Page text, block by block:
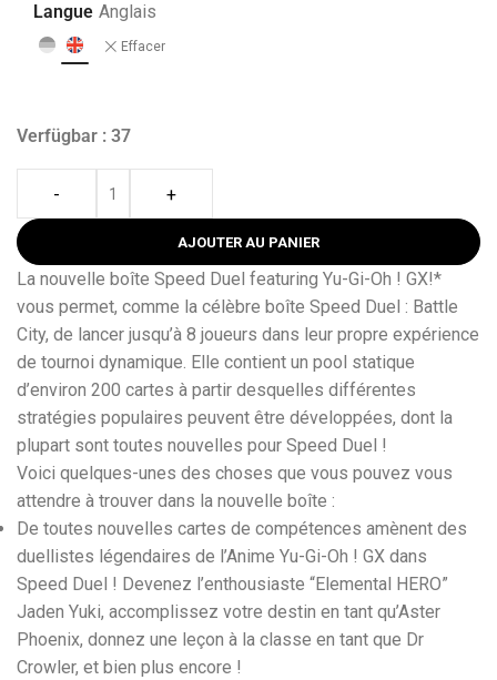
Langue Anglais
Effacer
Verfügbar : 37
- +
AJOUTER AU PANIER
La nouvelle boîte Speed Duel featuring Yu-Gi-Oh ! GX!*
vous permet, comme la célèbre boîte Speed Duel : Battle
City, de lancer jusqu’à 8 joueurs dans leur propre expérience
de tournoi dynamique. Elle contient un pool statique
d’environ 200 cartes à partir desquelles différentes
stratégies populaires peuvent être développées, dont la
plupart sont toutes nouvelles pour Speed Duel !
Voici quelques-unes des choses que vous pouvez vous
attendre à trouver dans la nouvelle boîte :
De toutes nouvelles cartes de compétences amènent des
duellistes légendaires de l’Anime Yu-Gi-Oh ! GX dans
Speed Duel ! Devenez l’enthousiaste “Elemental HERO”
Jaden Yuki, accomplissez votre destin en tant qu’Aster
Phoenix, donnez une leçon à la classe en tant que Dr
Crowler, et bien plus encore !